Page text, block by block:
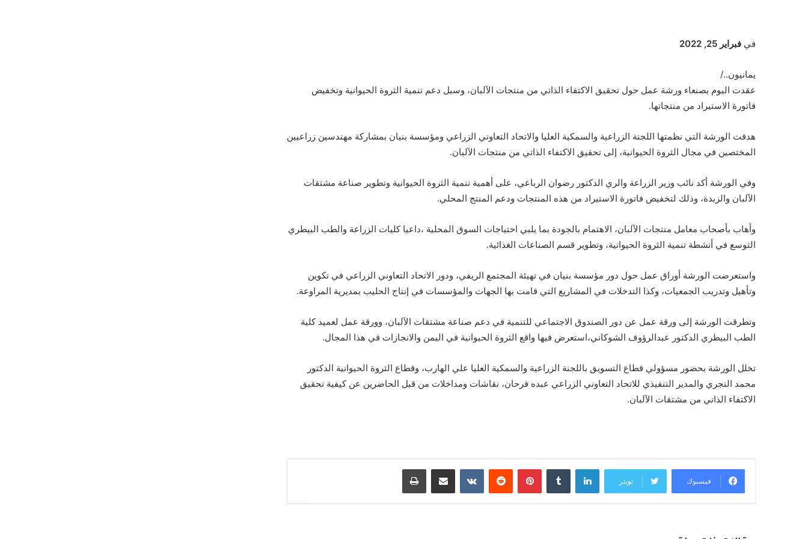
في فبراير 25, 2022
يمانيون../
عقدت اليوم بصنعاء ورشة عمل حول تحقيق الاكتفاء الذاتي من منتجات الآلبان، وسبل دعم تنمية الثروة الحيوانية وتخفيض
فاتورة الاستيراد من منتجاتها.
هدفت الورشة التي نظمتها اللجنة الزراعية والسمكية العليا والاتحاد التعاوني الزراعي ومؤسسة بنيان بمشاركة مهندسين زراعيين
المختصين في مجال الثروة الحيوانية، إلى تحقيق الاكتفاء الذاتي من منتجات الآلبان.
وفي الورشة أكد نائب وزير الزراعة والري الدكتور رضوان الرباعي، على أهمية تنمية الثروة الحيوانية وتطوير صناعة مشتقات
الآلبان والزبدة، وذلك لتخفيض فاتورة الاستيراد من هذه المنتجات ودعم المنتج المحلي.
وأهاب بأصحاب معامل منتجات الآلبان، الاهتمام بالجودة بما يلبي احتياجات السوق المحلية ،داعيا كليات الزراعة والطب البيطري
التوسع في أنشطة تنمية الثروة الحيوانية، وتطوير قسم الصناعات الغذائية.
واستعرضت الورشة أوراق عمل حول دور مؤسسة بنيان في تهيئة المجتمع الريفي، ودور الاتحاد التعاوني الزراعي في تكوين
وتأهيل وتدريب الجمعيات، وكذا التدخلات في المشاريع التي قامت بها الجهات والمؤسسات في إنتاج الحليب بمديرية المراوعة.
وتطرقت الورشة إلى ورقة عمل عن دور الصندوق الاجتماعي للتنمية في دعم صناعة مشتقات الآلبان، وورقة عمل لعميد كلية
الطب البيطري الدكتور عبدالرؤوف الشوكاني،استعرض فيها واقع الثروة الحيوانية في اليمن والانجازات في هذا المجال.
تخلل الورشة بحضور مسؤولي قطاع التسويق باللجنة الزراعية والسمكية العليا علي الهارب، وقطاع الثروة الحيوانية الدكتور
محمد النجري والمدير التنفيذي للاتحاد التعاوني الزراعي عبده فرحان، نقاشات ومداخلات من قبل الحاضرين عن كيفية تحقيق
الاكتفاء الذاتي من مشتقات الآلبان.
فيسبوك تويتر
لينكدإن بينتيريست